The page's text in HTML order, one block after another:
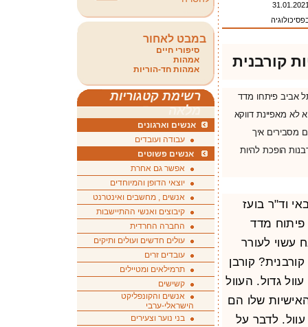
קורבנית
אביב פיתחו מדד
לא מאפיינת דווקא
מסבירים איך
הופכת להיות
וד"ר בועז
מדד
עשוי לעורר
קורבן
גדול. העוול
שלו הם
לדבר על
במבט לאחור
סיפורי חיים
אמהות
אמהות חד-הוריות
רשימת קטגוריות
מלאה
אנשים וארגונים
עבודה ועובדים
אנשים פשוטים
אפשר גם אחרת
יוצאי הדופן והמיוחדים
אנשים , מחשבים ואינטרנט
קיבוצים ואנשי ההתיישבות
החברה החרדית
עולים חדשים ועולים ותיקים
עובדים זרים
תרמילאים ומטיילים
קשישים
אנשים והקונפליקט
הישראלי-ערבי
בני נוער וצעירים